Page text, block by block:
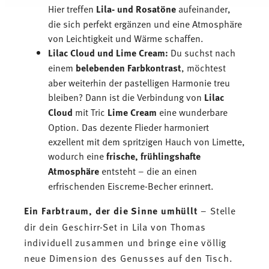
Hier treffen Lila- und Rosatöneaufeinander,
die sich perfekt ergänzen und eine Atmosphäre
von Leichtigkeit und Wärme schaffen.
Lilac Cloud und Lime Cream: Du suchst nach
einem belebenden Farbkontrast, möchtest
aber weiterhin der pastelligen Harmonie treu
bleiben? Dann ist die Verbindung von Lilac
Cloud mit Tric Lime Cream eine wunderbare
Option. Das dezente Flieder harmoniert
exzellent mit dem spritzigen Hauch von Limette,
wodurch einefrische, frühlingshafte
Atmosphäreentsteht – die an einen
erfrischenden Eiscreme-Becher erinnert.
Ein Farbtraum, der die Sinne umhüllt– Stelle
dir dein Geschirr-Set in Lila von Thomas
individuell zusammen und bringe eine völlig
neue Dimension des Genusses auf den Tisch.